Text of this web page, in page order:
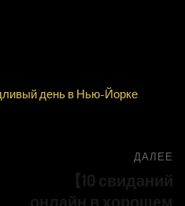
день в Нью-Йорке,
ДАЛЕЕ
【10 свиданий
онлайн в хорошем